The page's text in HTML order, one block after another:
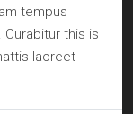
tempus
this is
laoreet